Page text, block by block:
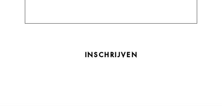
INSCHRIJVEN